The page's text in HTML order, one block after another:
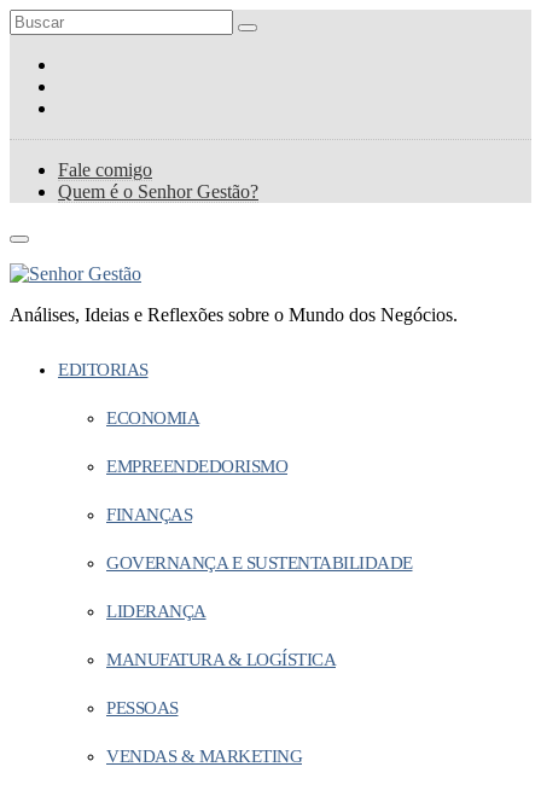
Fale comigo
Quem é o Senhor Gestão?
Análises, Ideias e Reflexões sobre o Mundo dos Negócios.
EDITORIAS
ECONOMIA
EMPREENDEDORISMO
FINANÇAS
GOVERNANÇA E SUSTENTABILIDADE
LIDERANÇA
MANUFATURA & LOGÍSTICA
PESSOAS
VENDAS & MARKETING